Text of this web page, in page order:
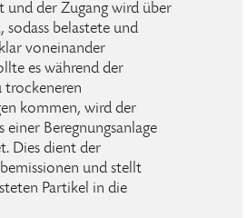
und der Zugang wird über
sodass belastete und
voneinander
es während der
trockeneren
kommen, wird der
Beregnungsanlage
Dies dient der
und stellt
Partikel in die